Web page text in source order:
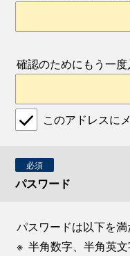
確認のためにもう一度
このアドレスに
必須
パスワード
パスワードは以下を満
※ 半角数字、半角英